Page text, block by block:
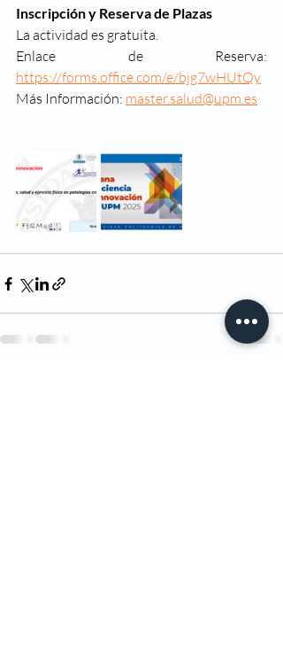
Inscripción y Reserva de Plazas
La actividad es gratuita.
https://forms.office.com/e/bjg7wHUtQy
Más Información: master.salud@upm.es